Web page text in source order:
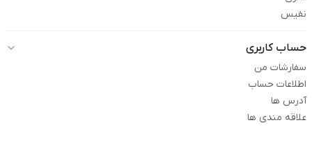
نفیس
حساب کاربری
سفارشات من
اطلاعات حساب
آدرس ها
علاقه مندی ها